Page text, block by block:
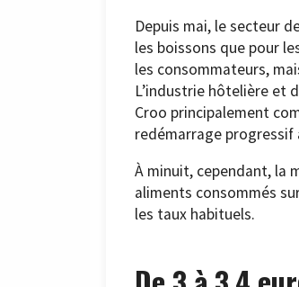
Depuis mai, le secteur
les boissons que pour
les consommateurs,
L’industrie hôtelière et
Croo principalement
redémarrage progressif
À minuit, cependant, la
aliments consommés
les taux habituels.